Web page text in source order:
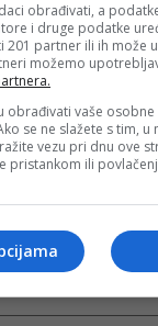
Banjaluka.com. Molimo
i objašnjenja. Zbog
komentarima mogu
obrađivati, a
i druge podatke
201 partner ili ih može
možemo
obrađivati vaše
se ne slažete s tim,
vezu pri dnu ove
pristankom ili